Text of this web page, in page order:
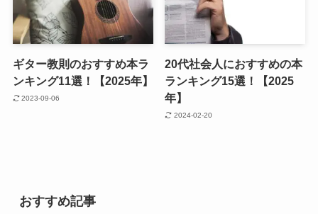
ギター教則のおすすめ本ラ
ンキング11選！【2025年】
2023-09-06
20代社会人におすすめの本
ランキング15選！【2025
年】
2024-02-20
おすすめ記事